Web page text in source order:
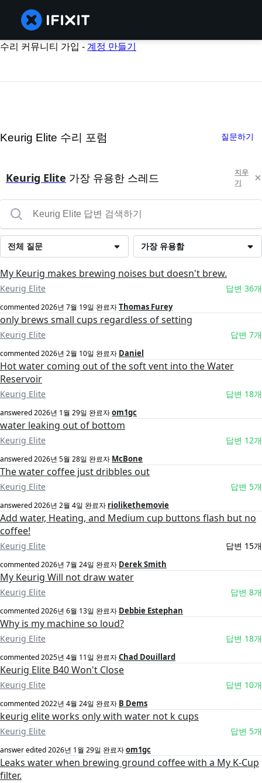
수리 커뮤니티 가입 -계정 만들기
Keurig Elite 수리 포럼 질문하기
Keurig Elite 가장 유용한 스레드
지우
기
가장 유용함
전체 질문
My Keurig makes brewing noises but doesn't brew.
Keurig Elite 답변 36개
commented2026년 7월 19일 완료자Thomas Furey
only brews small cups regardless of setting
Keurig Elite 답변 7개
commented2026년 2월 10일 완료자 Daniel
Hot water coming out of the soft vent into the Water
Reservoir
Keurig Elite 답변 18개
answered2026년 1월 29일 완료자om1gc
water leaking out of bottom
Keurig Elite 답변 12개
answered2026년 5월 28일 완료자 McBone
The water coffee just dribbles out
Keurig Elite 답변 5개
answered2026년 2월 4일 완료자 riolikethemovie
Add water, Heating, and Medium cup buttons flash but no
coffee!
Keurig Elite 답변 15개
commented2026년 7월 24일 완료자 Derek Smith
My Keurig Will not draw water
Keurig Elite 답변 8개
commented2026년 6월 13일 완료자 Debbie Estephan
Why is my machine so loud?
Keurig Elite 답변 18개
commented2025년 4월 11일 완료자Chad Douillard
Keurig Elite B40 Won't Close
Keurig Elite 답변 10개
commented2022년 4월 24일 완료자 B Dems
keurig elite works only with water not k cups
Keurig Elite 답변 5개
answer edited2026년 1월 29일 완료자om1gc
Leaks water when brewing ground coffee with a My K-Cup
filter.